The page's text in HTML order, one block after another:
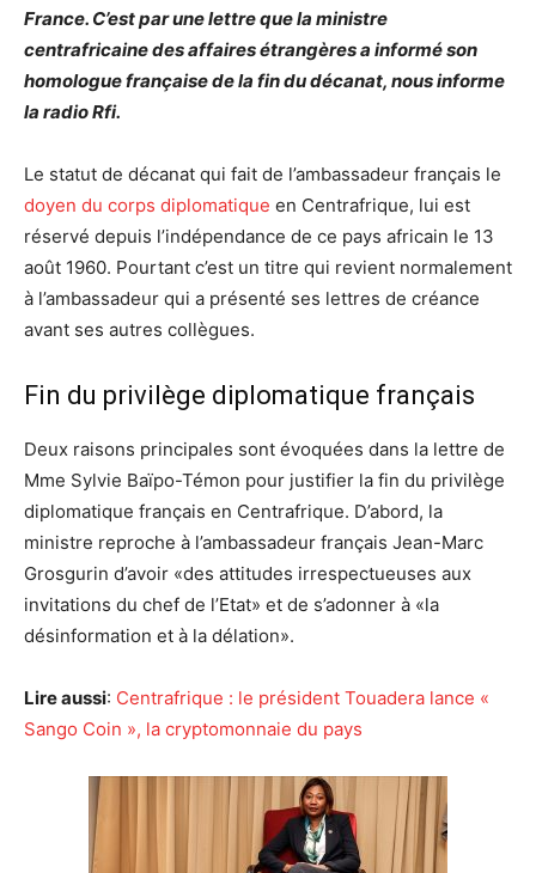
France. C’est par une lettre que la ministre
centrafricaine des affaires étrangères a informé son
homologue française de la fin du décanat, nous informe
la radio Rfi.
Le statut de décanat qui fait de l’ambassadeur français le
doyen du corps diplomatique en Centrafrique, lui est
réservé depuis l’indépendance de ce pays africain le 13
août 1960. Pourtant c’est un titre qui revient normalement
à l’ambassadeur qui a présenté ses lettres de créance
avant ses autres collègues.
Fin du privilège diplomatique français
Deux raisons principales sont évoquées dans la lettre de
Mme Sylvie Baïpo-Témon pour justifier la fin du privilège
diplomatique français en Centrafrique. D’abord, la
ministre reproche à l’ambassadeur français Jean-Marc
Grosgurin d’avoir «des attitudes irrespectueuses aux
invitations du chef de l’Etat» et de s’adonner à «la
désinformation et à la délation».
Lire aussi: Centrafrique : le président Touadera lance «
Sango Coin », la cryptomonnaie du pays